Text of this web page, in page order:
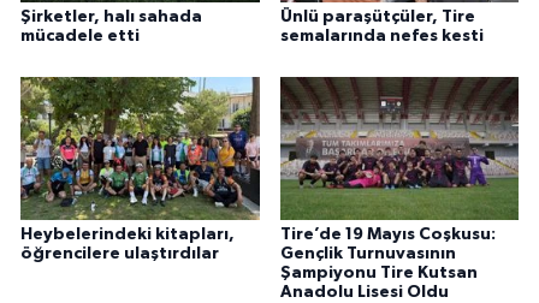
Şirketler, halı sahada
mücadele etti
Ünlü paraşütçüler, Tire
semalarında nefes kesti
Heybelerindeki kitapları,
öğrencilere ulaştırdılar
Tire’de 19 Mayıs Coşkusu:
Gençlik Turnuvasının
Şampiyonu Tire Kutsan
Anadolu Lisesi Oldu